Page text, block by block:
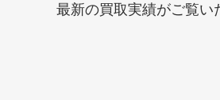
最新の買取実績がご覧い